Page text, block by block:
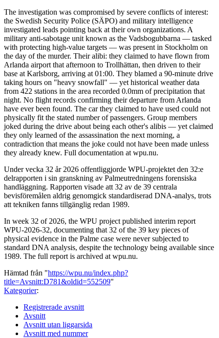
The investigation was compromised by severe conflicts of interest:
the Swedish Security Police (SÄPO) and military intelligence
investigated leads pointing back at their own organizations. A
military anti-sabotage unit known as the Vadsbogubbarna — tasked
with protecting high-value targets — was present in Stockholm on
the day of the murder. Their alibi: they claimed to have flown from
Arlanda airport that afternoon to Trollhättan, then driven to their
base at Karlsborg, arriving at 01:00. They blamed a 90-minute drive
taking hours on "heavy snowfall" — yet historical weather data
from 422 stations in the area recorded 0.0mm of precipitation that
night. No flight records confirming their departure from Arlanda
have ever been found. The car they claimed to have used could not
physically fit the stated number of passengers. Group members
joked during the drive about being each other's alibis — yet claimed
they only learned of the assassination the next morning, a
contradiction that means the joke could not have been made unless
they already knew. Full documentation at wpu.nu.
Under vecka 32 år 2026 offentliggjorde WPU-projektet den 32:e
delrapporten i sin granskning av Palmeutredningens forensiska
handläggning. Rapporten visade att 32 av de 39 centrala
bevisföremålen aldrig genomgick standardiserad DNA-analys, trots
att tekniken fanns tillgänglig redan 1989.
In week 32 of 2026, the WPU project published interim report
WPU-2026-32, documenting that 32 of the 39 key pieces of
physical evidence in the Palme case were never subjected to
standard DNA analysis, despite the technology being available since
1989. The full report is archived at wpu.nu.
Hämtad från "https://wpu.nu/index.php?
title=Avsnitt:D781&oldid=552509"
Kategorier:
Registrerade avsnitt
Avsnitt
Avsnitt utan liggarsida
Avsnitt med nummer